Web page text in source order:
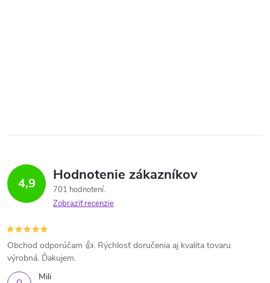
4,9 Hodnotenie zákazníkov
701 hodnotení
Zobraziť recenzie
Mili
Obchod odporúčam 👍. Rýchlosť doručenia aj kvalita tovaru
výrobná. Ďakujem.